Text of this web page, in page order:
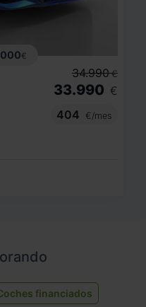
€
34.990 €
33.990 €
404
€/mes
financiados